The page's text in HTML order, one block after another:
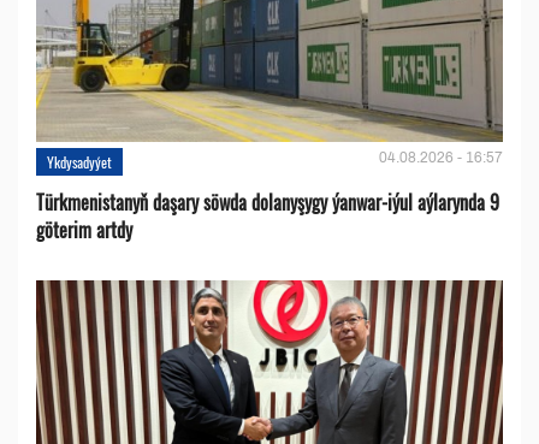
Ykdysadyýet 04.08.2026 - 16:57
Türkmenistanyň daşary söwda dolanyşygy ýanwar-iýul aýlarynda 9
göterim artdy